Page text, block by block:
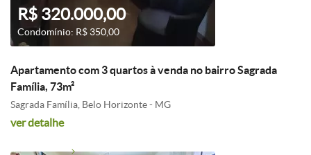
R$ 320.000,00
Condomínio: R$ 350,00
Apartamento com 3 quartos à venda no bairro Sagrada
Família, 73m²
Sagrada Família, Belo Horizonte - MG
ver detalhe